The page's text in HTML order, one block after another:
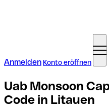
Anmelden Konto eröffnen
Uab Monsoon
Code in Litauen